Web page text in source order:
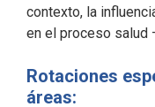
contexto, la
en el proceso salud
Rotaciones
áreas: